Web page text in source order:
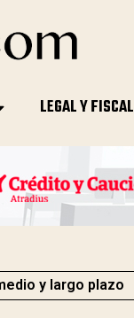
LEGAL Y FISCAL
y largo plazo